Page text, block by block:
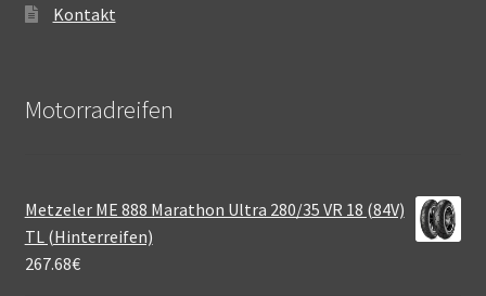
Kontakt
Motorradreifen
Metzeler ME 888 Marathon Ultra 280/35 VR 18 (84V)
TL (Hinterreifen)
267.68€